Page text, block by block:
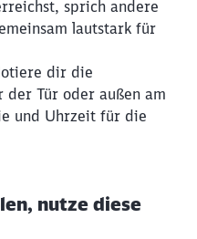
sprich andere
lautstark für
dir die
der Tür oder außen am
und Uhrzeit für die
nutze diese